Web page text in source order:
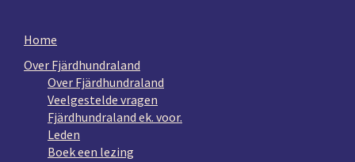
Home
Over Fjärdhundraland
Over Fjärdhundraland
Veelgestelde vragen
Fjärdhundraland ek. voor.
Leden
Boek een lezing